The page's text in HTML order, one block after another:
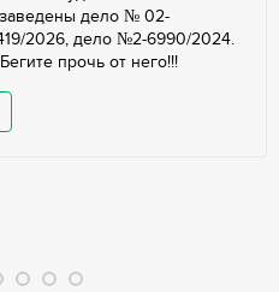
дело № 02-
2026, дело №2-6990/2024.
прочь от него!!!